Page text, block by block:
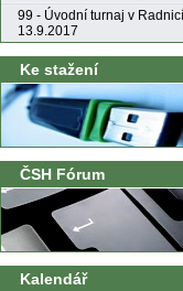
99 - Úvodní turnaj v
13.9.2017
Ke stažení
ČSH Fórum
Kalendář